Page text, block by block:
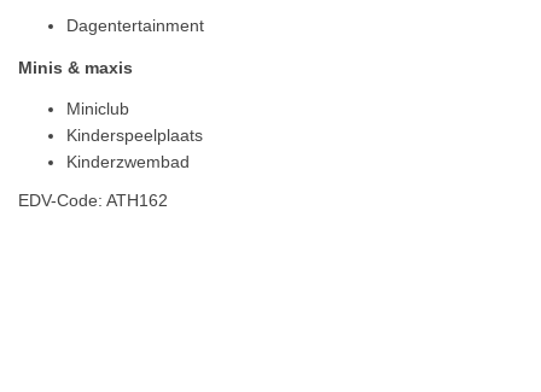
Dagentertainment
Minis & maxis
Miniclub
Kinderspeelplaats
Kinderzwembad
EDV-Code: ATH162